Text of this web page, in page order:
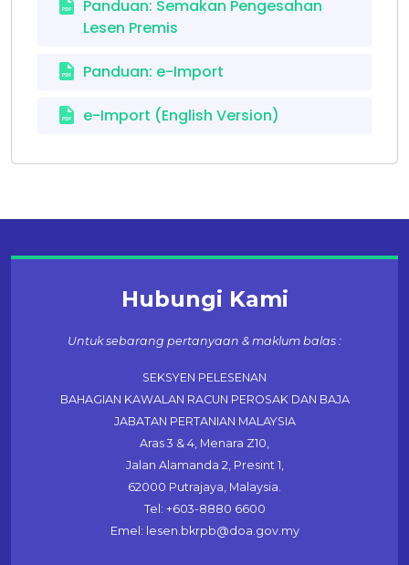
Panduan: Semakan Pengesahan
Lesen Premis
Panduan: e-Import
e-Import (English Version)
Hubungi Kami
Untuk sebarang pertanyaan & maklum balas :
SEKSYEN PELESENAN
BAHAGIAN KAWALAN RACUN PEROSAK DAN BAJA
JABATAN PERTANIAN MALAYSIA
Aras 3 & 4, Menara Z10,
Jalan Alamanda 2, Presint 1,
62000 Putrajaya, Malaysia.
Tel: +603-8880 6600
Emel: lesen.bkrpb@doa.gov.my